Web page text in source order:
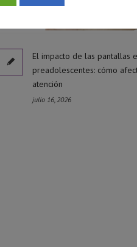
El impacto de las pantallas
preadolescentes: cómo
atención
julio 16, 2026